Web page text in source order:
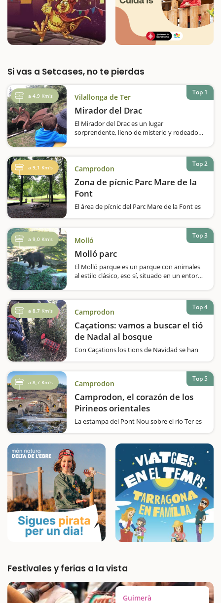
Si vas a Setcases, no te pierdas
a 4,9 Km's Vilallonga de Ter
Mirador del Drac
El Mirador del Drac es un lugar
sorprendente, lleno de misterio y rodeado
espacio, un pequeño museo de esculturas al
aire libre, se encuentra en Vilallonga…
Top 1
a 9,1 Km's Camprodon
Zona de pícnic Parc Mare de la
Font
El área de pícnic del Parc Mare de la Font es
límite sur de Camprodon y tiene una zona
de aparcamiento muy amplia y gratuita.
Desde aquí…
Top 2
a 9,0 Km's Molló
Molló parc
El Molló parque es un parque con animales
al estilo clásico, eso sí, situado en un entorno
animales. Uno de los principales reclamos…
Top 3
a 8,7 Km's Camprodon
Caçations: vamos a buscar el tió
de Nadal al bosque
Con Caçations los tions de Navidad se han
buscar.Es una aventura en plena naturaleza,
con un tió de verdad, personalizado y
escondido expresamente para
vosotros.Una…
Top 4
a 8,7 Km's Camprodon
Camprodon, el corazón de los
Pirineos orientales
La estampa del Pont Nou sobre el río Ter es
más atractivos entre sus calles. Un paseo
agradable y cómodo os llevará a descubrir
hoteles con historia, barrios con encanto…
Top 5
Festivales y ferias a la vista
Guimerà